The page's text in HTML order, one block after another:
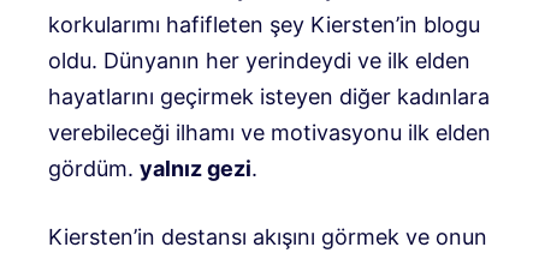
korkularımı hafifleten şey Kiersten’in blogu
oldu. Dünyanın her yerindeydi ve ilk elden
hayatlarını geçirmek isteyen diğer kadınlara
verebileceği ilhamı ve motivasyonu ilk elden
gördüm. yalnız gezi.
Kiersten’in destansı akışını görmek ve onun